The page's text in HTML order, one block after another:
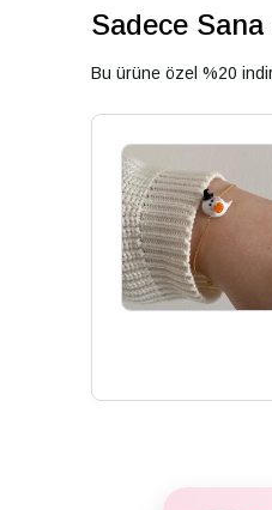
Sadece
Bu ürüne özel %20